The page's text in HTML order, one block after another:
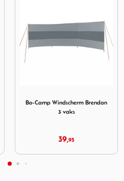
Bo-Camp Windscherm Caira
Plus 3-vaks 5x1.4 M
69,